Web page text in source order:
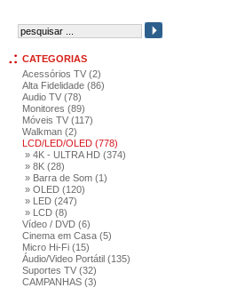
CATEGORIAS
Acessórios TV (2)
Alta Fidelidade (86)
Audio TV (78)
Monitores (89)
Móveis TV (117)
Walkman (2)
LCD/LED/OLED (778)
» 4K - ULTRA HD (374)
» 8K (28)
» Barra de Som (1)
» OLED (120)
» LED (247)
» LCD (8)
Vídeo / DVD (6)
Cinema em Casa (5)
Micro Hi-Fi (15)
Áudio/Video Portátil (135)
Suportes TV (32)
CAMPANHAS (3)